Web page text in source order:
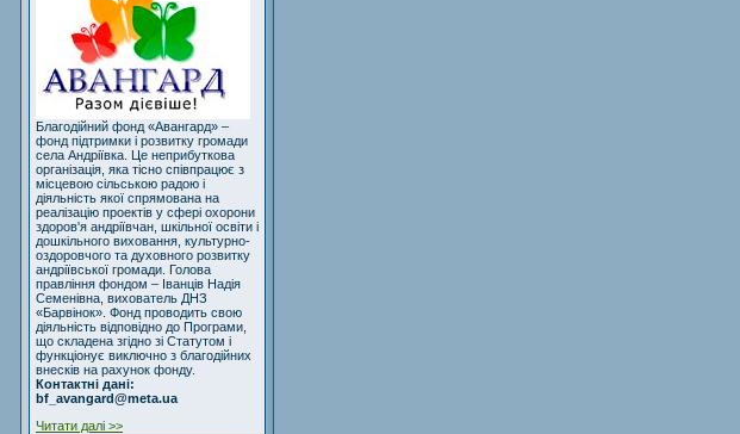
Благодійний фонд «Авангард» –
фонд підтримки і розвитку громади
села Андріївка. Це неприбуткова
організація, яка тісно співпрацює з
місцевою сільською радою і
діяльність якої спрямована на
реалізацію проектів у сфері охорони
здоров'я андріївчан, шкільної освіти і
дошкільного виховання, культурно-
оздоровчого та духовного розвитку
андріївської громади. Голова
правління фондом – Іванців Надія
Семенівна, вихователь ДНЗ
«Барвінок». Фонд проводить свою
діяльність відповідно до Програми,
що складена згідно зі Статутом і
функціонує виключно з благодійних
внесків на рахунок фонду.
Контактні дані:
bf_avangard@meta.ua
Читати далі >>